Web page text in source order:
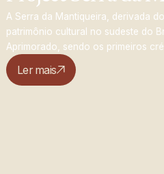
derivada do tupi, que
no sudeste do Brasil. O
sendo os primeiros créditos de